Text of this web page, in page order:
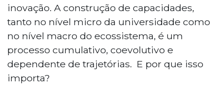
inovação. A construção de capacidades,
tanto no nível micro da universidade como
no nível macro do ecossistema, é um
processo cumulativo, coevolutivo e
dependente de trajetórias. E por que isso
importa?